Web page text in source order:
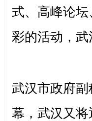
式、高峰论
彩的活动，
武汉市政府
幕，武汉又